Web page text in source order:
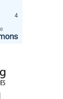
4